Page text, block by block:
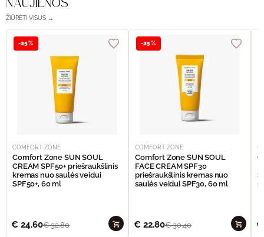
NAUJIENOS
ŽIŪRĖTI VISUS →
-25%
COMFORT ZONE
Comfort Zone SUN SOUL
CREAM SPF50+ priešraukšlinis
kremas nuo saulės veidui
SPF50+, 60 ml
€ 24.60€32.80
-25%
COMFORT ZONE
Comfort Zone SUN SOUL
FACE CREAM SPF30
priešraukšlinis kremas nuo
saulės veidui SPF30, 60 ml
€ 22.80€30.40 €